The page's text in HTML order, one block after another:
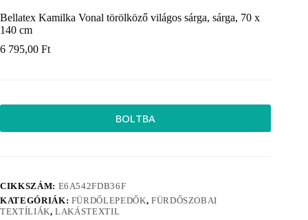
Bellatex Kamilka Vonal törölköző világos sárga, sárga, 70 x
140 cm
6 795,00 Ft
BOLTBA
CIKKSZÁM: E6A542FDB36F
KATEGÓRIÁK: FÜRDŐLEPEDŐK, FÜRDŐSZOBAI
TEXTÍLIÁK,LAKÁSTEXTIL